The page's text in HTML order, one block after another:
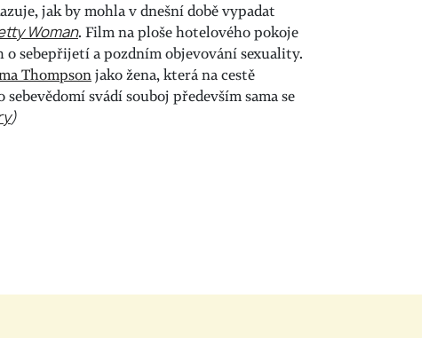
jak by mohla v dnešní době vypadat
Woman. Film na ploše hotelového pokoje
sebepřijetí a pozdním objevování sexuality.
Thompsonjako žena, která na cestě
svádí souboj především sama se
)